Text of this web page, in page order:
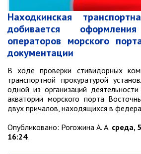
Независимая
экспертиза
Приёмная
РАБОТА С
Общественная приемная
Информационные
Пресс-конференции
Некоммерческие
Находкинская транспортная прокуратура
добивается
операторов морского
документации
В ходе проверки стивидорных
транспортной прокуратурой
одной из организаций
акватории морского порта
двух причалов, находящихся в
Опубликовано: Рогожина А. А. среда,
16:24.